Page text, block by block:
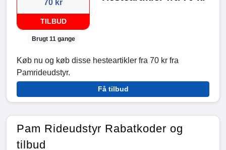
70 kr
TILBUD
Brugt 11 gange
Køb nu og køb disse hesteartikler fra 70 kr fra
Pamrideudstyr.
Få tilbud
Pam Rideudstyr Rabatkoder og
tilbud